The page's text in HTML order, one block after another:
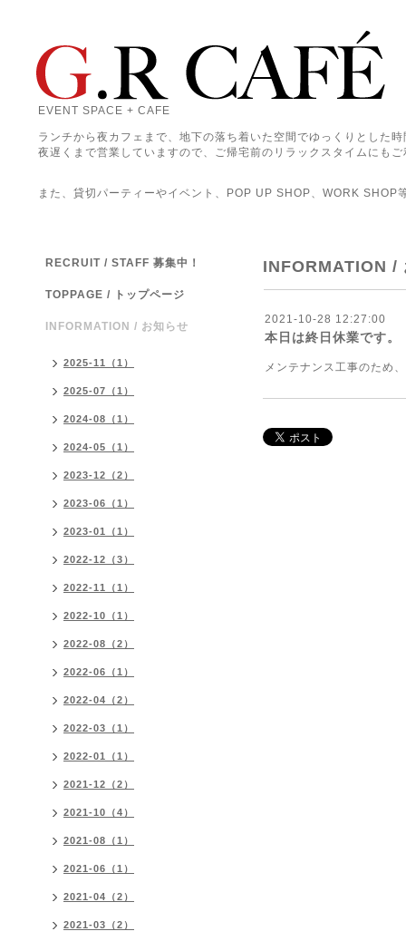
EVENT SPACE + CAFE
ランチから夜カフェまで、地下の落ち着いた空間でゆっくりとした
夜遅くまで営業していますので、ご帰宅前のリラックスタイムにも
また、貸切パーティーやイベント、POP UP SHOP、WORK SHOP
INFORMATION /
2021-10-28 12:27:00
本日は終日休業です。
メンテナンス工事のため
RECRUIT / STAFF 募集中！
TOPPAGE / トップページ
INFORMATION / お知らせ
2025-11（1）
2025-07（1）
2024-08（1）
2024-05（1）
2023-12（2）
2023-06（1）
2023-01（1）
2022-12（3）
2022-11（1）
2022-10（1）
2022-08（2）
2022-06（1）
2022-04（2）
2022-03（1）
2022-01（1）
2021-12（2）
2021-10（4）
2021-08（1）
2021-06（1）
2021-04（2）
2021-03（2）